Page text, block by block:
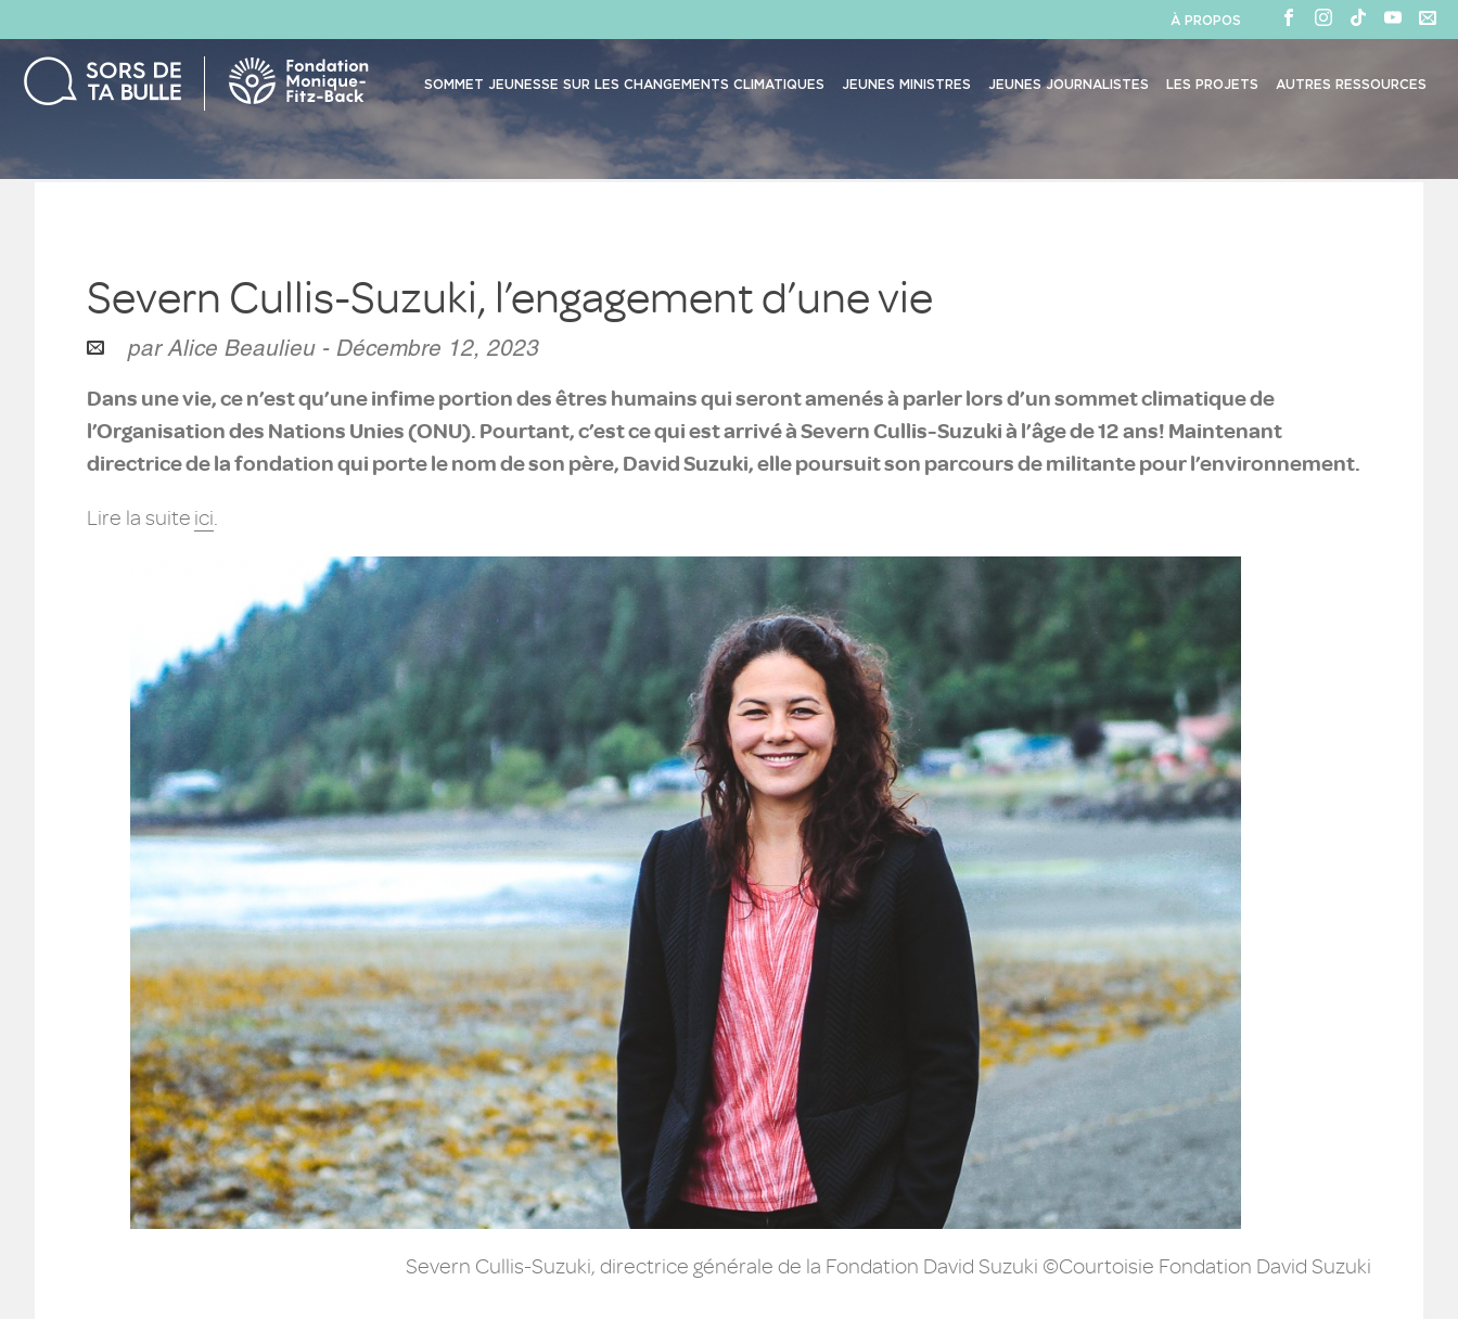
À PROPOS
SOMMET JEUNESSE SUR LES CHANGEMENTS CLIMATIQUES JEUNES MINISTRES JEUNES JOURNALISTES LES PROJETS AUTRES RESSOURCES
Severn Cullis-Suzuki, l’engagement d’une vie
par Alice Beaulieu - Décembre 12, 2023
Dans une vie, ce n’est qu’une infime portion des êtres humains qui seront amenés à parler lors d’un sommet climatique de
l’Organisation des Nations Unies (ONU). Pourtant, c’est ce qui est arrivé à Severn Cullis-Suzuki à l’âge de 12 ans! Maintenant
directrice de la fondation qui porte le nom de son père, David Suzuki, elle poursuit son parcours de militante pour l’environnement.
Lire la suite ici.
Severn Cullis-Suzuki, directrice générale de la Fondation David Suzuki ©Courtoisie Fondation David Suzuki